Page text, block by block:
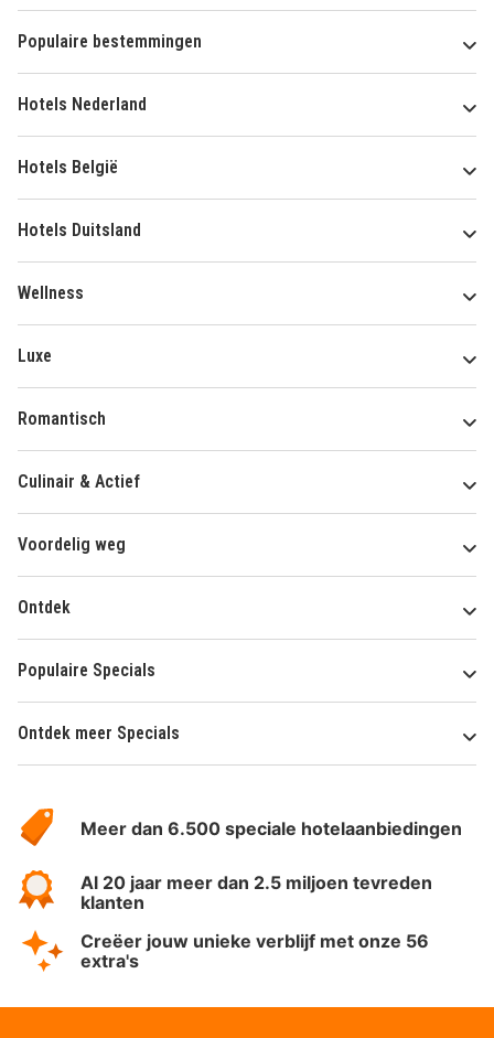
Populaire bestemmingen
Hotels Nederland
Hotels België
Hotels Duitsland
Wellness
Luxe
Romantisch
Culinair & Actief
Voordelig weg
Ontdek
Populaire Specials
Ontdek meer Specials
HotelSpecials
Meer dan 6.500 speciale hotelaanbiedingen
Al 20 jaar meer dan 2.5 miljoen tevreden
klanten
Creëer jouw unieke verblijf met onze 56
extra's